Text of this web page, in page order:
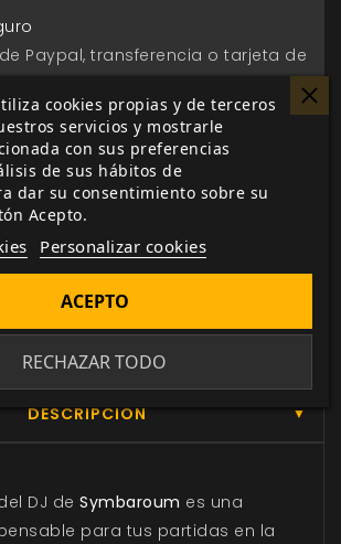
Paypal, transferencia o tarjeta de
48h
nacionales.
con todos los juego canjeados
DESCRIPCIÓN ▼
DJ de Symbaroum es una
para tus partidas en la
cookies propias y de terceros
servicios y mostrarle
con sus preferencias
de sus hábitos de
dar su consentimiento sobre su
Acepto.
Personalizar cookies
RECHAZAR TODO
ACEPTO